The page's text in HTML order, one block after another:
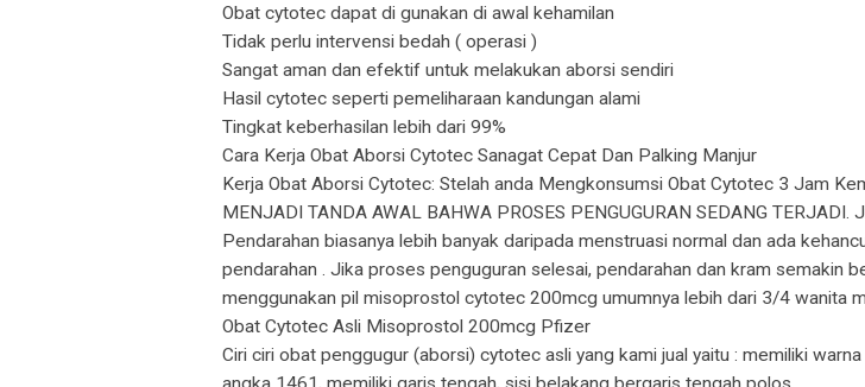
Obat cytotec dapat di gunakan di awal kehamilan
Tidak perlu intervensi bedah ( operasi )
Sangat aman dan efektif untuk melakukan aborsi sendiri
Hasil cytotec seperti pemeliharaan kandungan alami
Tingkat keberhasilan lebih dari 99%
Cara Kerja Obat Aborsi Cytotec Sanagat Cepat Dan Palking Manjur
Kerja Obat Aborsi Cytotec: Stelah anda Mengkonsumsi Obat Cytotec 3 Jam
MENJADI TANDA AWAL BAHWA PROSES PENGUGURAN SEDANG
Pendarahan biasanya lebih banyak daripada menstruasi normal dan ada
pendarahan . Jika proses penguguran selesai, pendarahan dan kram semakin
menggunakan pil misoprostol cytotec 200mcg umumnya lebih dari 3/4 wanita
Obat Cytotec Asli Misoprostol 200mcg Pfizer
Ciri ciri obat penggugur (aborsi) cytotec asli yang kami jual yaitu : memiliki